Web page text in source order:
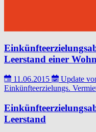
Leerstand einer
11.06.2015
Update
Einkünfteerzielungs.
Leerstand